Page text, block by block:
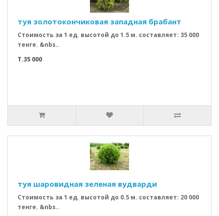
туя золотокончиковая западная брабант
Стоимость за 1 ед. высотой до 1.5 м. составляет: 35 000
тенге. &nbs..
T.35 000
туя шаровидная зеленая вудварди
Стоимость за 1 ед. высотой до 0.5 м. составляет: 20 000
тенге. &nbs..